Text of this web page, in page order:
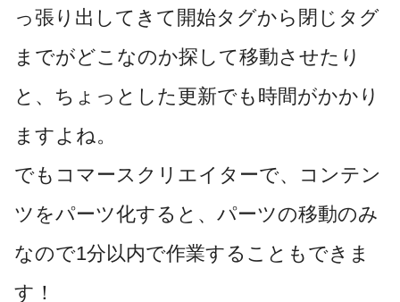
っ張り出してきて開始タグから閉じタグ
までがどこなのか探して移動させたり
と、ちょっとした更新でも時間がかかり
ますよね。
でもコマースクリエイターで、コンテン
ツをパーツ化すると、パーツの移動のみ
なので1分以内で作業することもできま
す！